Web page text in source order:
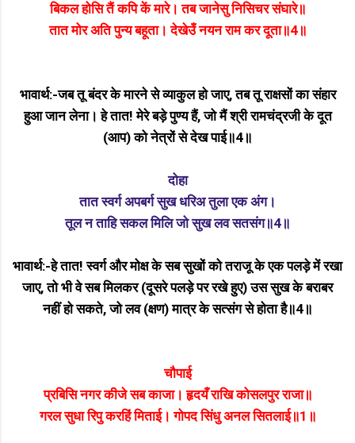
बिकल होसि तैं कपि कें मारे। तब जानेसु निसिचर संघारे॥
तात मोर अति पुन्य बहूता। देखेउँ नयन राम कर दूता॥4॥
भावार्थ:-जब तू बंदर के मारने से व्याकुल हो जाए, तब तू राक्षसों का संहार
हुआ जान लेना। हे तात! मेरे बड़े पुण्य हैं, जो मैं श्री रामचंद्रजी के दूत
(आप) को नेत्रों से देख पाई॥4॥
दोहा
तात स्वर्ग अपबर्ग सुख धरिअ तुला एक अंग।
तूल न ताहि सकल मिलि जो सुख लव सतसंग॥4॥
भावार्थ:-हे तात! स्वर्ग और मोक्ष के सब सुखों को तराजू के एक पलड़े में रखा
जाए, तो भी वे सब मिलकर (दूसरे पलड़े पर रखे हुए) उस सुख के बराबर
नहीं हो सकते, जो लव (क्षण) मात्र के सत्संग से होता है॥4॥
चौपाई
प्रबिसि नगर कीजे सब काजा। हृदयँ राखि कोसलपुर राजा॥
गरल सुधा रिपु करहिं मिताई। गोपद सिंधु अनल सितलाई॥1॥